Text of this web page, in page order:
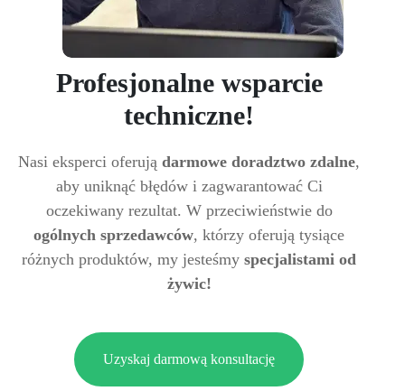
Profesjonalne wsparcie
techniczne!
Nasi eksperci oferują darmowe doradztwo zdalne,
aby uniknąć błędów i zagwarantować Ci
oczekiwany rezultat. W przeciwieństwie do
ogólnych sprzedawców, którzy oferują tysiące
różnych produktów, my jesteśmy specjalistami od
żywic!
Uzyskaj darmową konsultację